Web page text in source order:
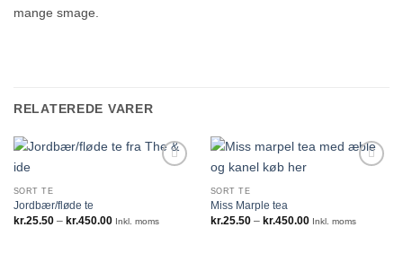
mange smage.
RELATEREDE VARER
SORT TE
Jordbær/fløde te
kr.25.50 – kr.450.00Prisinterval:
Inkl. moms
SORT TE
Miss Marple tea
kr.25.50 – kr.450.00Prisinterval:
Inkl. moms